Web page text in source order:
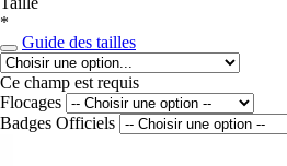
*
Guide des tailles
Ce champ est requis
Flocages
Badges Officiels